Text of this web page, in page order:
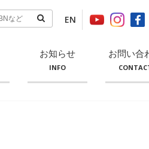
EN
お知らせ
INFO
お問い合